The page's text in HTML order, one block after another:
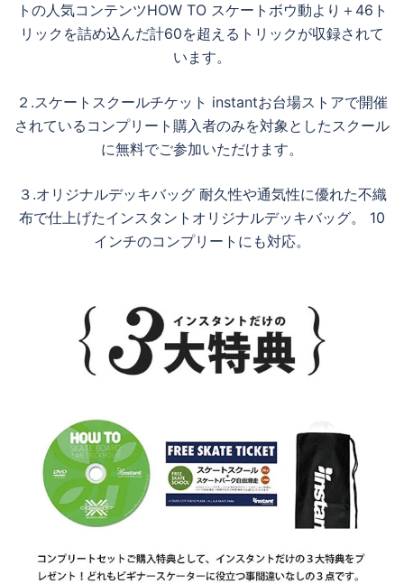
トの人気コンテンツHOW TO スケートボウ動より＋46ト
リックを詰め込んだ計60を超えるトリックが収録されて
います。
２.スケートスクールチケット instantお台場ストアで開催
されているコンプリート購入者のみを対象としたスクール
に無料でご参加いただけます。
３.オリジナルデッキバッグ 耐久性や通気性に優れた不織
布で仕上げたインスタントオリジナルデッキバッグ。 10
インチのコンプリートにも対応。